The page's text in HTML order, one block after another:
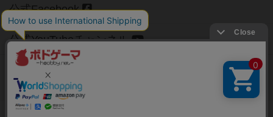
公式Facebook
公式YouTubeチャンネル